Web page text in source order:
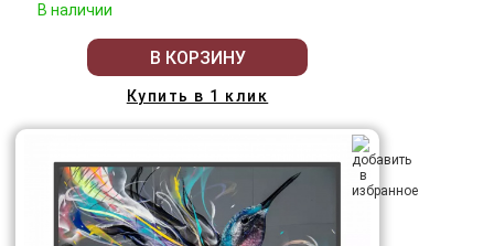
В наличии
В КОРЗИНУ
Купить в 1 клик